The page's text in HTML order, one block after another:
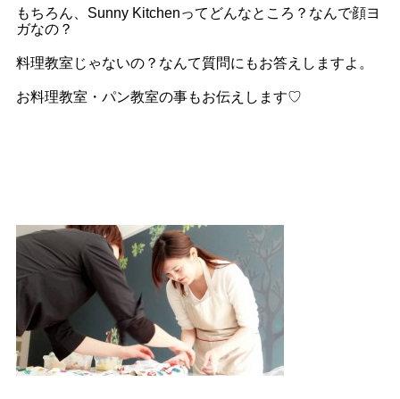
もちろん、Sunny Kitchenってどんなところ？なんで顔ヨ
ガなの？
料理教室じゃないの？なんて質問にもお答えしますよ。
お料理教室・パン教室の事もお伝えします♡